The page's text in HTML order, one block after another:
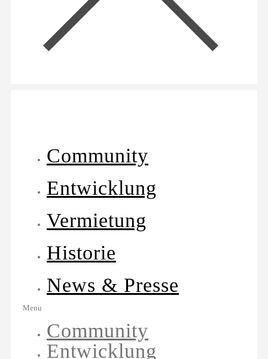
Community
Entwicklung
Vermietung
Historie
News & Presse
Menu
Community
Entwicklung